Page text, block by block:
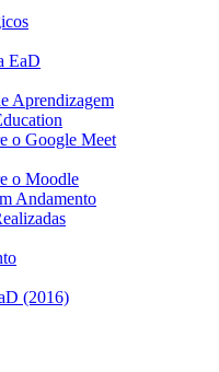
EaD
Aprendizagem
o Google Meet
o Moodle
Andamento
(2016)